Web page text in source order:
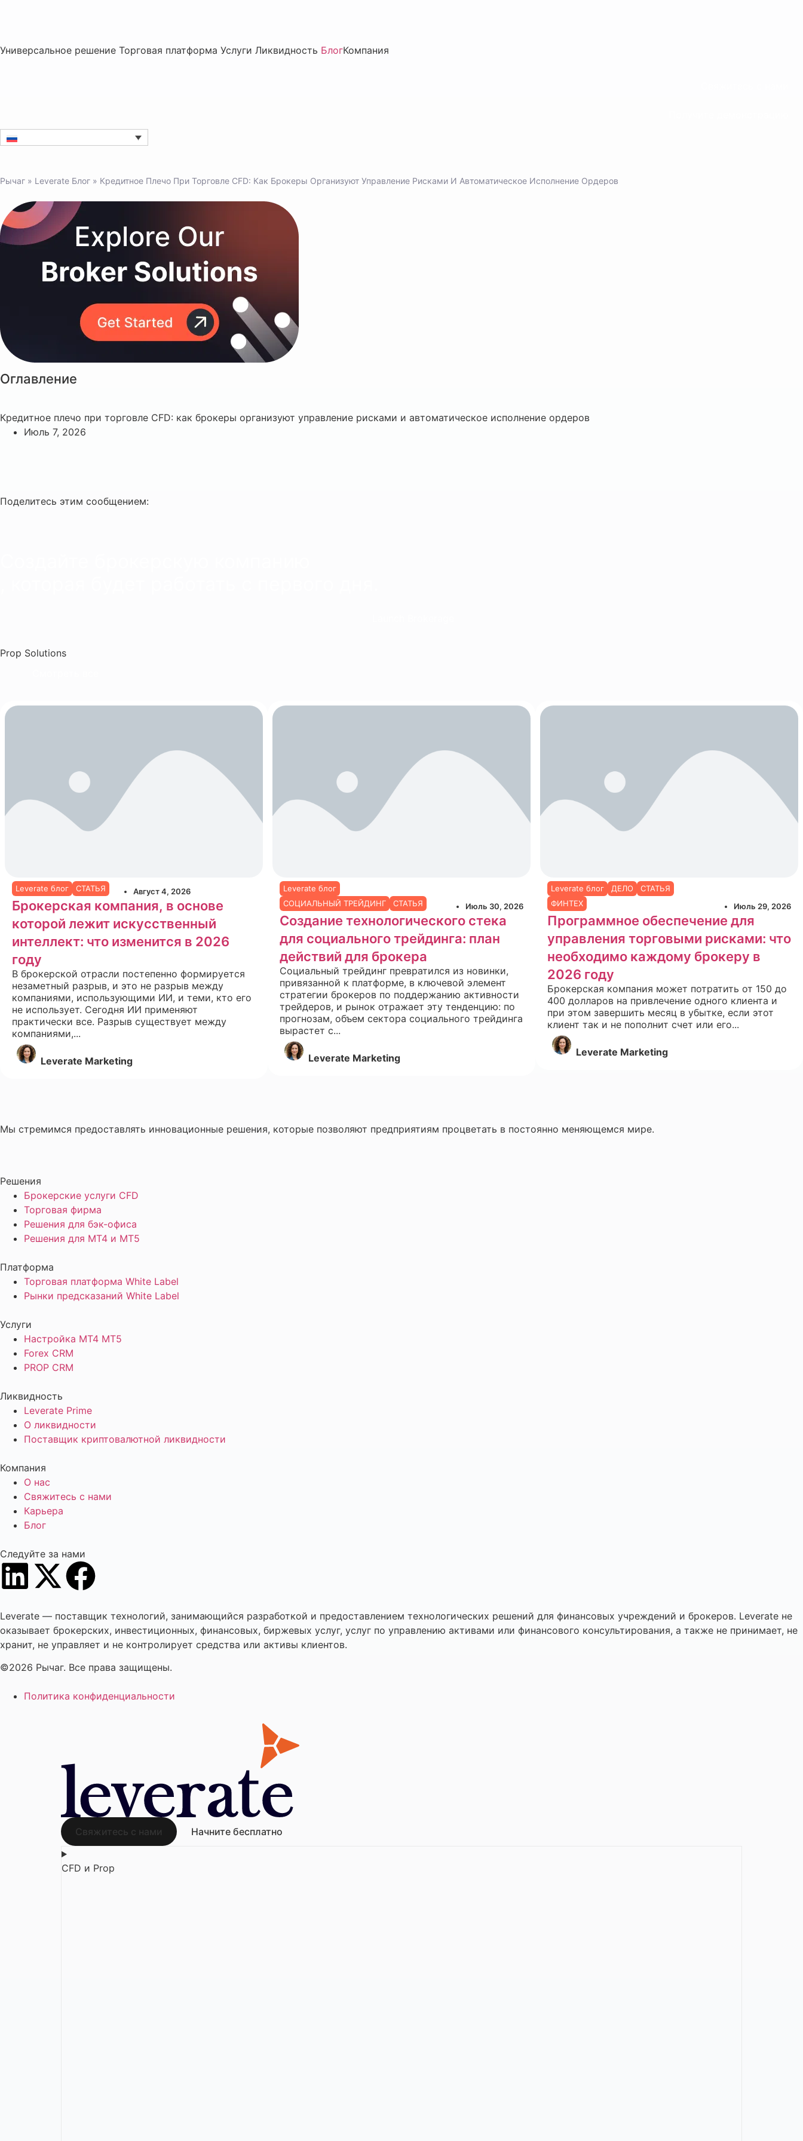
Универсальное решение Торговая платформа Услуги Ликвидность БлогКомпания
Рычаг » Leverate Блог » Кредитное Плечо При Торговле CFD: Как Брокеры Организуют Управление Рисками И Автоматическое Исполнение Ордеров
Оглавление
Кредитное плечо при торговле CFD: как брокеры организуют управление рисками и автоматическое исполнение ордеров
Июль 7, 2026
Поделитесь этим сообщением:
Prop Solutions
Leverate блог СТАТЬЯ Август 4, 2026
Брокерская компания, в основе
которой лежит искусственный
интеллект: что изменится в 2026
году
В брокерской отрасли постепенно формируется
незаметный разрыв, и это не разрыв между
компаниями, использующими ИИ, и теми, кто его
не использует. Сегодня ИИ применяют
практически все. Разрыв существует между
компаниями,...
Leverate Marketing
Leverate блог
СОЦИАЛЬНЫЙ ТРЕЙДИНГ
СТАТЬЯ Июль 30, 2026
Создание технологического стека
для социального трейдинга: план
действий для брокера
Социальный трейдинг превратился из новинки,
привязанной к платформе, в ключевой элемент
стратегии брокеров по поддержанию активности
трейдеров, и рынок отражает эту тенденцию: по
прогнозам, объем сектора социального трейдинга
вырастет с...
Leverate Marketing
Leverate блог ДЕЛО
СТАТЬЯ
ФИНТЕХ
Июль 29, 2026
Программное обеспечение для
управления торговыми рисками: что
необходимо каждому брокеру в
2026 году
Брокерская компания может потратить от 150 до
400 долларов на привлечение одного клиента и
при этом завершить месяц в убытке, если этот
клиент так и не пополнит счет или его...
Leverate Marketing
Мы стремимся предоставлять инновационные решения, которые позволяют предприятиям процветать в постоянно меняющемся мире.
Решения
Брокерские услуги CFD
Торговая фирма
Решения для бэк-офиса
Решения для MT4 и MT5
Платформа
Торговая платформа White Label
Рынки предсказаний White Label
Услуги
Настройка MT4 MT5
Forex CRM
PROP CRM
Ликвидность
Leverate Prime
О ликвидности
Поставщик криптовалютной ликвидности
Компания
О нас
Свяжитесь с нами
Карьера
Блог
Следуйте за нами
Leverate — поставщик технологий, занимающийся разработкой и предоставлением технологических решений для финансовых учреждений и брокеров. Leverate не
оказывает брокерских, инвестиционных, финансовых, биржевых услуг, услуг по управлению активами или финансового консультирования, а также не принимает, не
хранит, не управляет и не контролирует средства или активы клиентов.
©2026 Рычаг. Все права защищены.
Политика конфиденциальности
Свяжитесь с нами Начните бесплатно
CFD и Prop